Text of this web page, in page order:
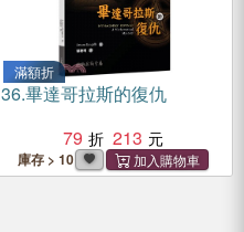
滿額折
36.畢達哥拉斯的復仇
79
213
庫存 > 10